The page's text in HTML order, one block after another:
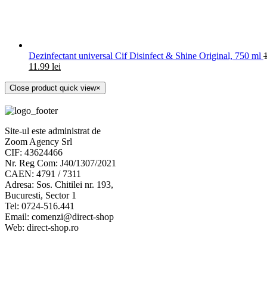
Dezinfectant universal Cif Disinfect & Shine Original, 750 ml
11.99 lei
Close product quick view×
Site-ul este administrat de
Zoom Agency Srl
CIF: 43624466
Nr. Reg Com: J40/1307/2021
CAEN: 4791 / 7311
Adresa: Sos. Chitilei nr. 193,
Bucuresti, Sector 1
Tel: 0724-516.441
Email: comenzi@direct-shop
Web: direct-shop.ro